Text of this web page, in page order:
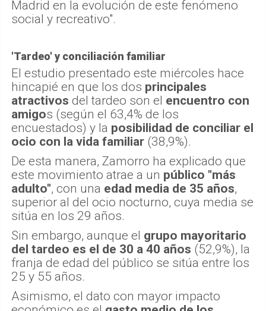
Madrid en la evolución de este fenómeno
social y recreativo".
'Tardeo' y conciliación familiar
El estudio presentado este miércoles hace
hincapié en que los dos principales
atractivos del tardeo son el encuentro con
amigos (según el 63,4% de los
encuestados) y la posibilidad de conciliar el
ocio con la vida familiar (38,9%).
De esta manera, Zamorro ha explicado que
este movimiento atrae a un público "más
adulto", con una edad media de 35 años,
superior al del ocio nocturno, cuya media se
sitúa en los 29 años.
Sin embargo, aunque el grupo mayoritario
del tardeo es el de 30 a 40 años (52,9%), la
franja de edad del público se sitúa entre los
25 y 55 años.
Asimismo, el dato con mayor impacto